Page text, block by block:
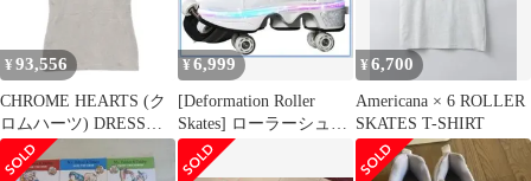
¥ 93,556
CHROME HEARTS (ク
ロムハーツ) DRESS
ROLLER SKATES
HTHR HORSESHOE ホ
¥6,999
[Deformation Roller
Skates] ローラーシュー
ズ
¥6,700
Americana × 6 ROLLER
SKATES T-SHIRT